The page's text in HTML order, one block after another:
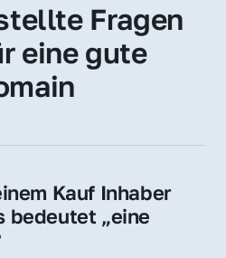
Fragen
eine gute
Kauf Inhaber
bedeutet „eine